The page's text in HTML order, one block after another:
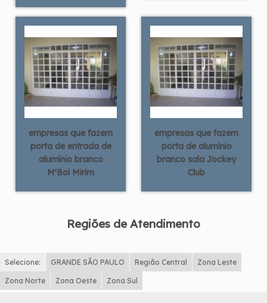
empresas que fazem
porta de entrada de
alumínio branco
M'Boi Mirim
empresas que fazem
porta de alumínio
branco sala Jockey
Club
Regiões de Atendimento
Selecione: GRANDE SÃO PAULO Região Central Zona Leste
Zona Norte Zona Oeste Zona Sul